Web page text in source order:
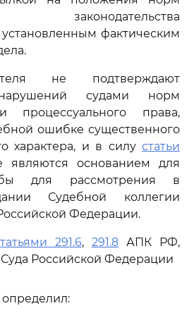
законодательства
фактическим
не подтверждают
судами норм
процессуального права,
ошибке существенного
характера, и в силу статьи
основанием для
для рассмотрения в
Судебной коллегии
Федерации.
291.6, 291.8 АПК РФ,
Российской Федерации
определил: